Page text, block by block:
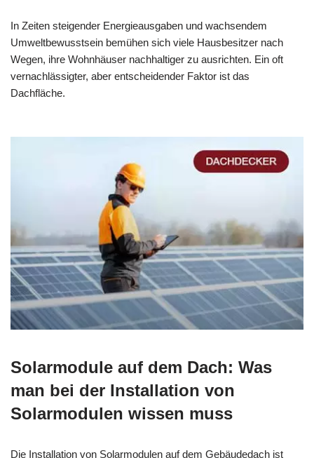
In Zeiten steigender Energieausgaben und wachsendem
Umweltbewusstsein bemühen sich viele Hausbesitzer nach
Wegen, ihre Wohnhäuser nachhaltiger zu ausrichten. Ein oft
vernachlässigter, aber entscheidender Faktor ist das
Dachfläche.
Solarmodule auf dem Dach: Was
man bei der Installation von
Solarmodulen wissen muss
Die Installation von Solarmodulen auf dem Gebäudedach ist